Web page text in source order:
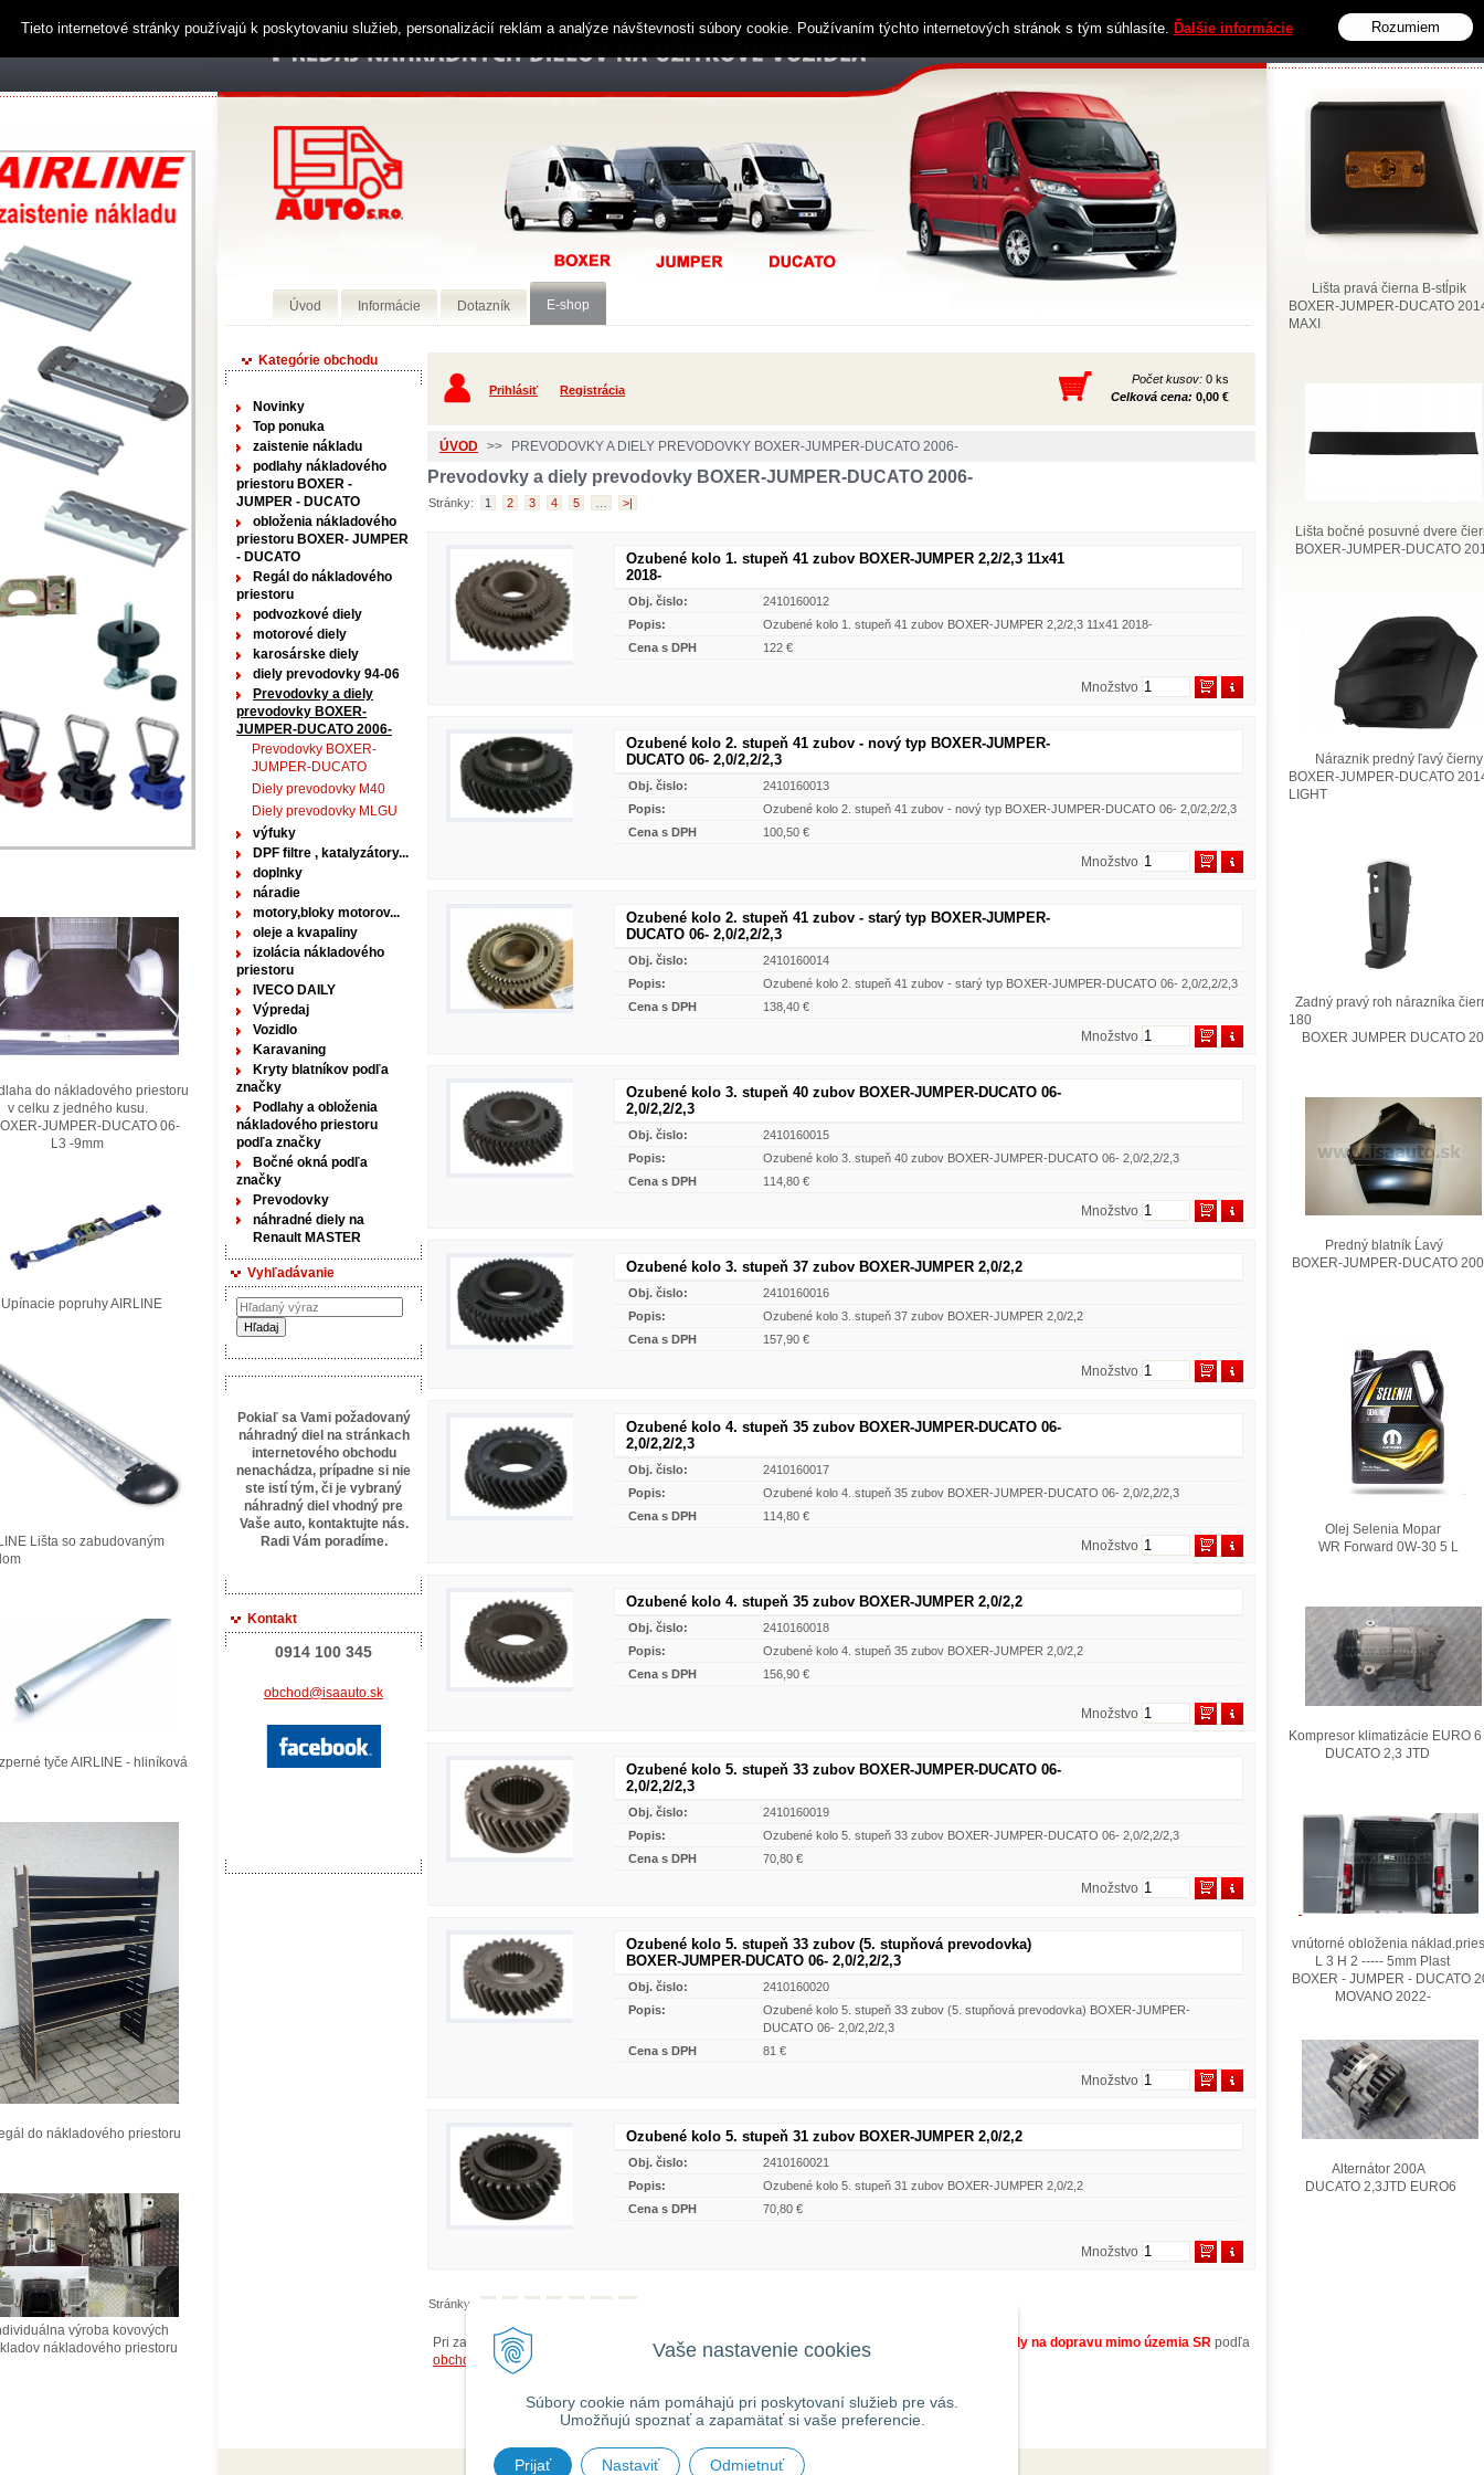
Vaše nastavenie cookies
Súbory cookie nám pomáhajú pri poskytovaní služieb pre vás.
Umožňujú spoznať a zapamätať si vaše preferencie.
Prijať Nastaviť Odmietnuť
Obchodné podmienky Kontakt
Kategórie obchodu
Novinky
Top ponuka
zaistenie nákladu
podlahy nákladového
priestoru BOXER -
JUMPER - DUCATO
obloženia nákladového
priestoru BOXER- JUMPER
- DUCATO
Regál do nákladového
priestoru
podvozkové diely
motorové diely
karosárske diely
diely prevodovky 94-06
Prevodovky a diely
prevodovky BOXER-
JUMPER-DUCATO 2006-
Prevodovky BOXER-
JUMPER-DUCATO
Diely prevodovky M40
Diely prevodovky MLGU
výfuky
DPF filtre , katalyzátory...
doplnky
náradie
motory,bloky motorov...
oleje a kvapaliny
izolácia nákladového
priestoru
IVECO DAILY
Výpredaj
Vozidlo
Karavaning
Kryty blatníkov podľa
značky
Podlahy a obloženia
nákladového priestoru
podľa značky
Bočné okná podľa
značky
Prevodovky
náhradné diely na
Renault MASTER
Vyhľadávanie
Pokiaľ sa Vami požadovaný
náhradný diel na stránkach
internetového obchodu
nenachádza, prípadne si nie
ste istí tým, či je vybraný
náhradný diel vhodný pre
Vaše auto, kontaktujte nás.
Radi Vám poradíme.
Kontakt
0914 100 345
obchod@isaauto.sk
Prihlásiť Registrácia
Počet kusov: 0 ks
Celková cena: 0,00 €
ÚVOD >> PREVODOVKY A DIELY PREVODOVKY BOXER-JUMPER-DUCATO 2006-
Prevodovky a diely prevodovky BOXER-JUMPER-DUCATO 2006-
Stránky: 1 2 3 4 5 >|
Ozubené kolo 1. stupeň 41 zubov BOXER-JUMPER 2,2/2,3 11x41
2018-
Obj. čislo:
2410160012
Popis:
Ozubené kolo 1. stupeň 41 zubov BOXER-JUMPER 2,2/2,3 11x41 2018-
Cena s DPH
122 €
Množstvo
Ozubené kolo 2. stupeň 41 zubov - nový typ BOXER-JUMPER-
DUCATO 06- 2,0/2,2/2,3
Obj. čislo:
2410160013
Popis:
Ozubené kolo 2. stupeň 41 zubov - nový typ BOXER-JUMPER-DUCATO 06- 2,0/2,2/2,3
Cena s DPH
100,50 €
Množstvo
Ozubené kolo 2. stupeň 41 zubov - starý typ BOXER-JUMPER-
DUCATO 06- 2,0/2,2/2,3
Obj. čislo:
2410160014
Popis:
Ozubené kolo 2. stupeň 41 zubov - starý typ BOXER-JUMPER-DUCATO 06- 2,0/2,2/2,3
Cena s DPH
138,40 €
Množstvo
Ozubené kolo 3. stupeň 40 zubov BOXER-JUMPER-DUCATO 06-
2,0/2,2/2,3
Obj. čislo:
2410160015
Popis:
Ozubené kolo 3. stupeň 40 zubov BOXER-JUMPER-DUCATO 06- 2,0/2,2/2,3
Cena s DPH
114,80 €
Množstvo
Ozubené kolo 3. stupeň 37 zubov BOXER-JUMPER 2,0/2,2
Obj. čislo:
2410160016
Popis:
Ozubené kolo 3. stupeň 37 zubov BOXER-JUMPER 2,0/2,2
Cena s DPH
157,90 €
Množstvo
Ozubené kolo 4. stupeň 35 zubov BOXER-JUMPER-DUCATO 06-
2,0/2,2/2,3
Obj. čislo:
2410160017
Popis:
Ozubené kolo 4. stupeň 35 zubov BOXER-JUMPER-DUCATO 06- 2,0/2,2/2,3
Cena s DPH
114,80 €
Množstvo
Ozubené kolo 4. stupeň 35 zubov BOXER-JUMPER 2,0/2,2
Obj. čislo:
2410160018
Popis:
Ozubené kolo 4. stupeň 35 zubov BOXER-JUMPER 2,0/2,2
Cena s DPH
156,90 €
Množstvo
Ozubené kolo 5. stupeň 33 zubov BOXER-JUMPER-DUCATO 06-
2,0/2,2/2,3
Obj. čislo:
2410160019
Popis:
Ozubené kolo 5. stupeň 33 zubov BOXER-JUMPER-DUCATO 06- 2,0/2,2/2,3
Cena s DPH
70,80 €
Množstvo
Ozubené kolo 5. stupeň 33 zubov (5. stupňová prevodovka)
BOXER-JUMPER-DUCATO 06- 2,0/2,2/2,3
Obj. čislo:
2410160020
Popis:
Ozubené kolo 5. stupeň 33 zubov (5. stupňová prevodovka) BOXER-JUMPER-
DUCATO 06- 2,0/2,2/2,3
Cena s DPH
81 €
Množstvo
Ozubené kolo 5. stupeň 31 zubov BOXER-JUMPER 2,0/2,2
Obj. čislo:
2410160021
Popis:
Ozubené kolo 5. stupeň 31 zubov BOXER-JUMPER 2,0/2,2
Cena s DPH
70,80 €
Množstvo
Stránky: 2 3 4 5 … >|
Pri zaslaní tovaru mimo územia Slovenskej republiky budú ku každej objednávke prirátané náklady na dopravu mimo územia SR podľa
obchodných podmienok
. O cene Vás budeme vopred informovať telefonicky alebo e-mailom.
Úvod Informácie Dotazník E-shop
do nákladového priestoru
z jedného kusu.
JUMPER-DUCATO 06-
-9mm
popruhy AIRLINE
Lišta so zabudovaným
tyče AIRLINE - hliníková
do nákladového priestoru
výroba kovových
nákladového priestoru
Lišta pravá čierna B-stĺpik
BOXER-JUMPER-DUCATO
MAXI
Lišta bočné posuvné dvere
BOXER-JUMPER-DUCATO
Náraznik predný ľavý čierny
BOXER-JUMPER-DUCATO
LIGHT
Zadný pravý roh nárazníka
180
BOXER JUMPER DUCATO
Predný blatník Ĺavý
BOXER-JUMPER-DUCATO
Olej Selenia Mopar
WR Forward 0W-30 5 L
Kompresor klimatizácie EURO 6
DUCATO 2,3 JTD
vnútorné obloženia
L 3 H 2 ----- 5mm Plast
BOXER - JUMPER - DUCATO
MOVANO 2022-
Alternátor 200A
DUCATO 2,3JTD EURO6
Tieto internetové stránky používajú k poskytovaniu služieb, personalizácií reklám a analýze návštevnosti súbory cookie. Používaním týchto internetových stránok s tým súhlasíte. Ďalšie informácie Rozumiem